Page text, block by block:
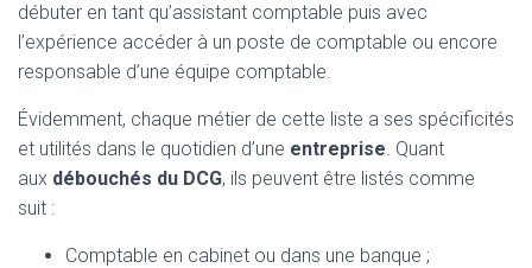
débuter en tant qu’assistant comptable puis avec
l’expérience accéder à un poste de comptable ou encore
responsable d’une équipe comptable.
Évidemment, chaque métier de cette liste a ses spécificités
et utilités dans le quotidien d’une entreprise. Quant
aux débouchés du DCG, ils peuvent être listés comme
suit :
Comptable en cabinet ou dans une banque ;